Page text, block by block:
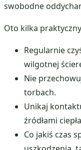
swobodne
Oto kilka
Regularnie
wilgotnej
Nie
torbach.
Unikaj
źródłami
Co jakiś czas